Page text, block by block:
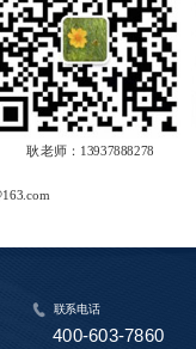
耿老师：13937888278
联系电话
400-603-7860